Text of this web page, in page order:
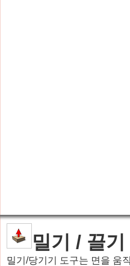
밀기 / 끌기
밀기/당기기 도구는 면을 움